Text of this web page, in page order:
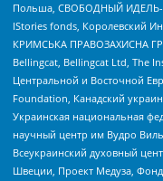
Польша, СВОБОДНЫЙ ИДЕЛЬ-
IStories fonds, Королевский
КРИМСЬКА ПРАВОЗАХИСНА
Bellingcat, Bellingcat Ltd, The
Центральной и Восточной
Foundation, Канадский
Украинская национальная
научный центр им Вудро
Всеукраинский духовный
Швеции, Проект Медуза,